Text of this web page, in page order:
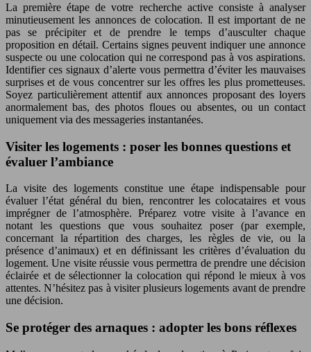
La première étape de votre recherche active consiste à analyser
minutieusement les annonces de colocation. Il est important de ne
pas se précipiter et de prendre le temps d’ausculter chaque
proposition en détail. Certains signes peuvent indiquer une annonce
suspecte ou une colocation qui ne correspond pas à vos aspirations.
Identifier ces signaux d’alerte vous permettra d’éviter les mauvaises
surprises et de vous concentrer sur les offres les plus prometteuses.
Soyez particulièrement attentif aux annonces proposant des loyers
anormalement bas, des photos floues ou absentes, ou un contact
uniquement via des messageries instantanées.
Visiter les logements : poser les bonnes questions et
évaluer l’ambiance
La visite des logements constitue une étape indispensable pour
évaluer l’état général du bien, rencontrer les colocataires et vous
imprégner de l’atmosphère. Préparez votre visite à l’avance en
notant les questions que vous souhaitez poser (par exemple,
concernant la répartition des charges, les règles de vie, ou la
présence d’animaux) et en définissant les critères d’évaluation du
logement. Une visite réussie vous permettra de prendre une décision
éclairée et de sélectionner la colocation qui répond le mieux à vos
attentes. N’hésitez pas à visiter plusieurs logements avant de prendre
une décision.
Se protéger des arnaques : adopter les bons réflexes